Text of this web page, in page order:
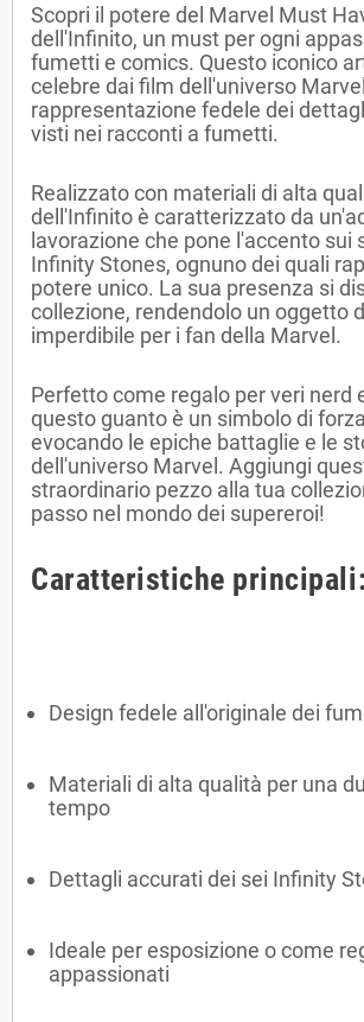
Scopri il potere del Marvel Must
dell'Infinito, un must per ogni
fumetti e comics. Questo iconico
celebre dai film dell'universo
rappresentazione fedele dei
visti nei racconti a fumetti.
Realizzato con materiali di alta
dell'Infinito è caratterizzato da
lavorazione che pone l'accento sui
Infinity Stones, ognuno dei quali
potere unico. La sua presenza si
collezione, rendendolo un oggetto
imperdibile per i fan della Marvel.
Perfetto come regalo per veri nerd
questo guanto è un simbolo di
evocando le epiche battaglie e le
dell'universo Marvel. Aggiungi
straordinario pezzo alla tua
passo nel mondo dei supereroi!
Caratteristiche principali:
Design fedele all'originale dei
Materiali di alta qualità per una
tempo
Dettagli accurati dei sei Infinity
Ideale per esposizione o come
appassionati